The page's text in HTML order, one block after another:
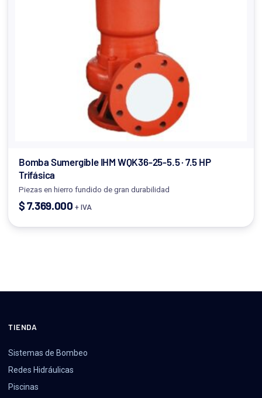
Bomba Sumergible IHM WQK36-25-5.5 · 7.5 HP
Trifásica
Piezas en hierro fundido de gran durabilidad
$7.369.000 + IVA
TIENDA
Sistemas de Bombeo
Redes Hidráulicas
Piscinas